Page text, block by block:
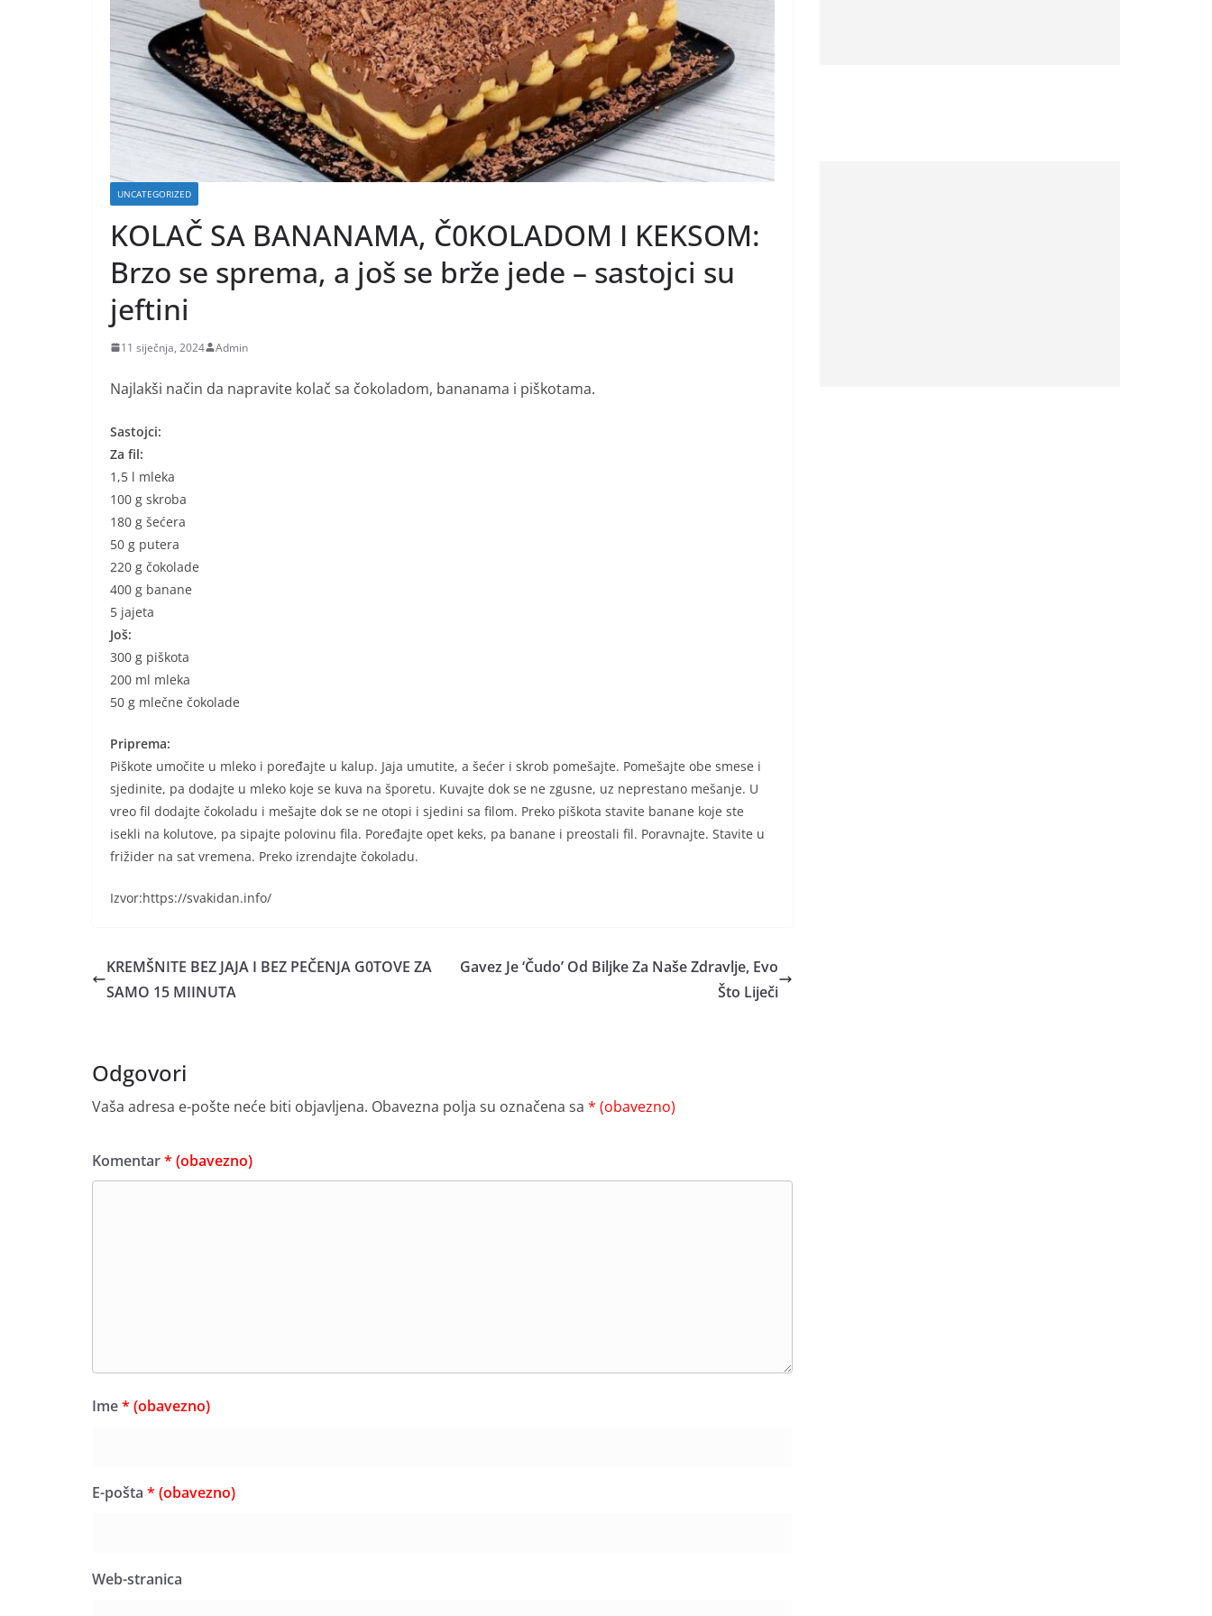
UNCATEGORIZED
KOLAČ SA BANANAMA, Č0KOLADOM I KEKSOM:
Brzo se sprema, a još se brže jede – sastojci su
jeftini
11 siječnja, 2024 Admin
Najlakši način da napravite kolač sa čokoladom, bananama i piškotama.
Sastojci:
Za fil:
1,5 l mleka
100 g skroba
180 g šećera
50 g putera
220 g čokolade
400 g banane
5 jajeta
Još:
300 g piškota
200 ml mleka
50 g mlečne čokolade
Priprema:
Piškote umočite u mleko i poređajte u kalup. Jaja umutite, a šećer i skrob pomešajte. Pomešajte obe smese i
sjedinite, pa dodajte u mleko koje se kuva na šporetu. Kuvajte dok se ne zgusne, uz neprestano mešanje. U
vreo fil dodajte čokoladu i mešajte dok se ne otopi i sjedini sa filom. Preko piškota stavite banane koje ste
isekli na kolutove, pa sipajte polovinu fila. Poređajte opet keks, pa banane i preostali fil. Poravnajte. Stavite u
frižider na sat vremena. Preko izrendajte čokoladu.
Izvor:https://svakidan.info/
KREMŠNITE BEZ JAJA I BEZ PEČENJA G0TOVE ZA
SAMO 15 MIINUTA
Gavez Je ‘Čudo’ Od Biljke Za Naše Zdravlje, Evo
Što Liječi
Odgovori
Vaša adresa e-pošte neće biti objavljena. Obavezna polja su označena sa * (obavezno)
Komentar* (obavezno)
Ime* (obavezno)
E-pošta * (obavezno)
Web-stranica